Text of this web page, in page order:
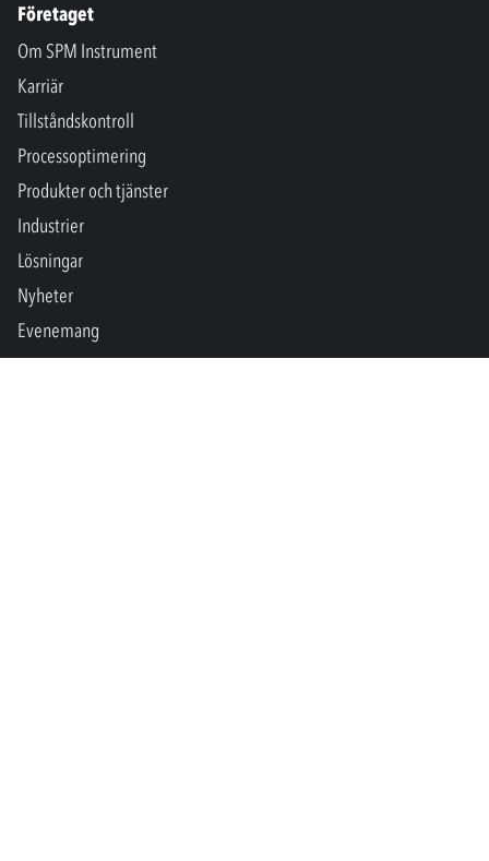
Företaget
Om SPM Instrument
Karriär
Tillståndskontroll
Processoptimering
Produkter och tjänster
Industrier
Lösningar
Nyheter
Evenemang